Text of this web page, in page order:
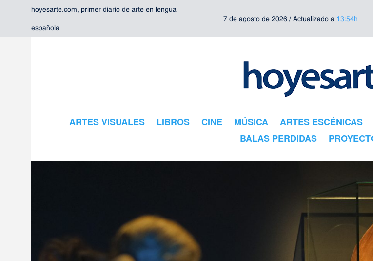
hoyesarte.com, primer diario de arte en lengua
española
7 de agosto de 2026 / Actualizado a 13:54h
ARTES VISUALES LIBROS CINE MÚSICA ARTES ESCÉNICAS
BALAS PERDIDAS